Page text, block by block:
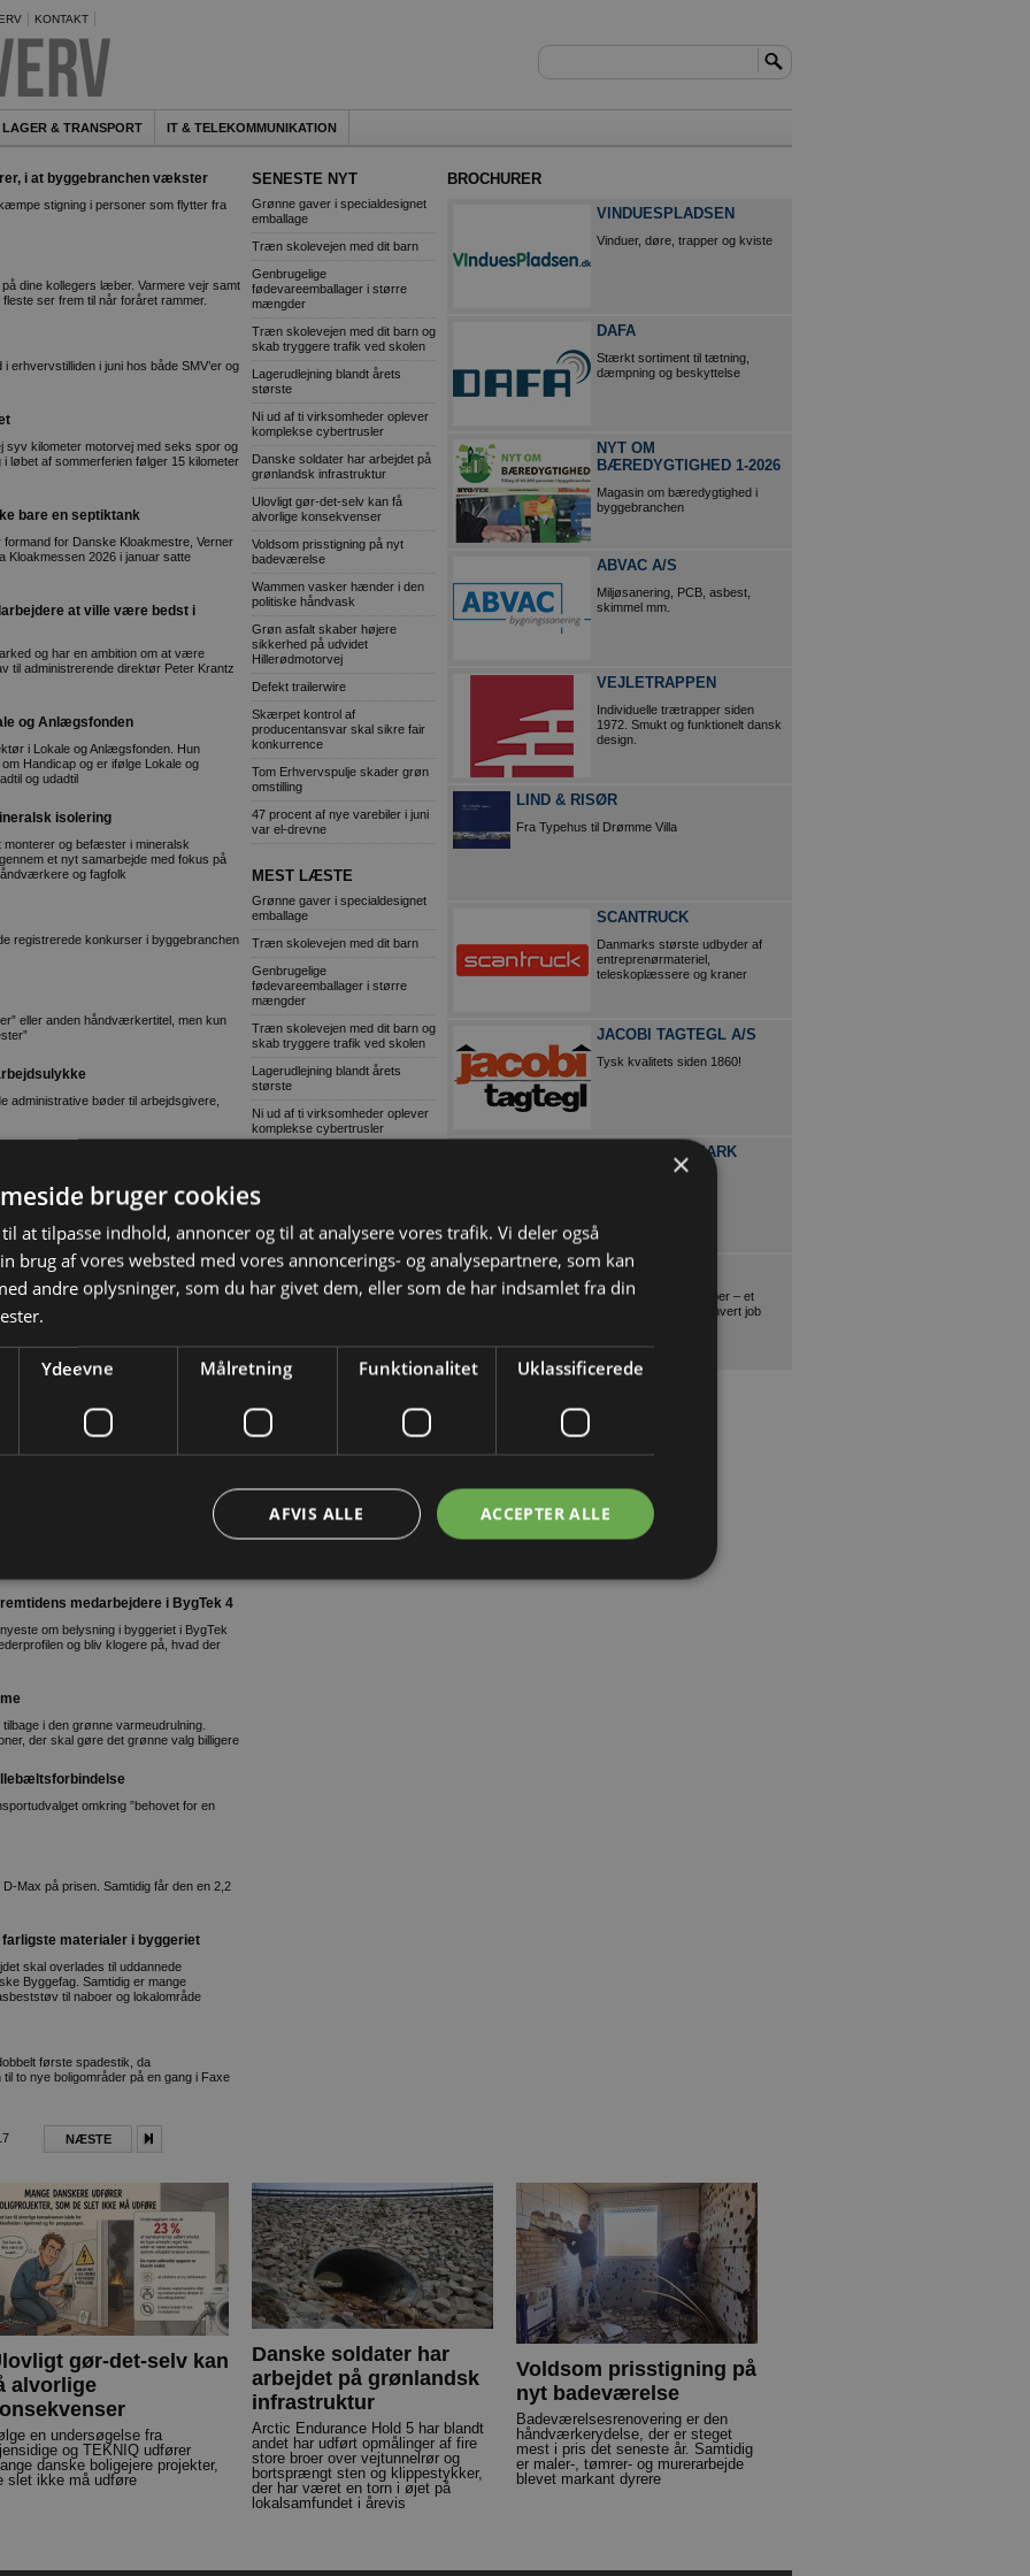
KONTAKT
LAGER & TRANSPORT IT & TELEKOMMUNIKATION
i at byggebranchen vækster
stigning i personer som flytter fra
dine kollegers læber. Varmere vejr samt
ser frem til når foråret rammer.
erhvervstilliden i juni hos både SMV’er og
kilometer motorvej med seks spor og
løbet af sommerferien følger 15 kilometer
bare en septiktank
for Danske Kloakmestre, Verner
Kloakmessen 2026 i januar satte
at ville være bedst i
og har en ambition om at være
til administrerende direktør Peter Krantz
og Anlægsfonden
i Lokale og Anlægsfonden. Hun
Handicap og er ifølge Lokale og
og udadtil
isolering
og befæster i mineralsk
et nyt samarbejde med fokus på
og fagfolk
registrerede konkurser i byggebranchen
eller anden håndværkertitel, men kun
administrative bøder til arbejdsgivere,
i Skive
bearbejdning af træbaserede plader,
30 medarbejdere, lager, produktion
mere end løn
arbejdspladsen, handler samtalen ofte
og i elendig forfatning - hvis de
Sweco viser, at rummene
i centrale byområder
af tilskuere kunne hold 3 løfte
bro imponerede dommerne og
det kræver at du stiller de rigtige
medarbejdere i BygTek 4
om belysning i byggeriet i BygTek
og bliv klogere på, hvad der
i den grønne varmeudrulning.
der skal gøre det grønne valg billigere
omkring ”behovet for en
Max på prisen. Samtidig får den en 2,2
materialer i byggeriet
skal overlades til uddannede
Byggefag. Samtidig er mange
til naboer og lokalområde
første spadestik, da
to nye boligområder på en gang i Faxe
NÆSTE
SENESTE NYT
Grønne gaver i specialdesignet
emballage
Træn skolevejen med dit barn
Genbrugelige
fødevareemballager i større
mængder
Træn skolevejen med dit barn og
skab tryggere trafik ved skolen
Lagerudlejning blandt årets
største
Ni ud af ti virksomheder oplever
komplekse cybertrusler
Danske soldater har arbejdet på
grønlandsk infrastruktur
Ulovligt gør-det-selv kan få
alvorlige konsekvenser
Voldsom prisstigning på nyt
badeværelse
Wammen vasker hænder i den
politiske håndvask
Grøn asfalt skaber højere
sikkerhed på udvidet
Hillerødmotorvej
Defekt trailerwire
Skærpet kontrol af
producentansvar skal sikre fair
konkurrence
Tom Erhvervspulje skader grøn
omstilling
47 procent af nye varebiler i juni
var el-drevne
MEST LÆSTE
Grønne gaver i specialdesignet
emballage
Træn skolevejen med dit barn
Genbrugelige
fødevareemballager i større
mængder
Træn skolevejen med dit barn og
skab tryggere trafik ved skolen
Lagerudlejning blandt årets
største
Ni ud af ti virksomheder oplever
komplekse cybertrusler
Ulovligt gør-det-selv kan få
Voldsom prisstigning på nyt
badeværelse
Wammen vasker hænder i den
politiske håndvask
Defekt trailerwire
Skærpet kontrol af
producentansvar skal sikre fair
konkurrence
47 procent af nye varebiler i juni
BROCHURER
VINDUESPLADSEN
Vinduer, døre, trapper og kviste
DAFA
Stærkt sortiment til tætning,
dæmpning og beskyttelse
NYT OM
BÆREDYGTIGHED 1-2026
Magasin om bæredygtighed i
byggebranchen
ABVAC A/S
Miljøsanering, PCB, asbest,
skimmel mm.
VEJLETRAPPEN
Individuelle trætrapper siden
1972. Smukt og funktionelt dansk
design.
LIND & RISØR
Fra Typehus til Drømme Villa
SCANTRUCK
Danmarks største udbyder af
entreprenørmateriel,
teleskoplæssere og kraner
JACOBI TAGTEGL A/S
Tysk kvalitets siden 1860!
TOYOTA DANMARK
FORD
Ford vans og pickupper – et
erhvervskøretøj til ethvert job
gør-det-selv kan
alvorlige
en undersøgelse fra
og TEKNIQ udfører
danske boligejere projekter,
slet ikke må udføre
Danske soldater har
arbejdet på grønlandsk
infrastruktur
Arctic Endurance Hold 5 har blandt
andet har udført opmålinger af fire
store broer over vejtunnelrør og
bortsprængt sten og klippestykker,
der har været en torn i øjet på
lokalsamfundet i årevis
Voldsom prisstigning på
nyt badeværelse
Badeværelsesrenovering er den
håndværkerydelse, der er steget
mest i pris det seneste år. Samtidig
er maler-, tømrer- og murerarbejde
blevet markant dyrere
×
bruger cookies
at tilpasse indhold, annoncer og til at analysere vores trafik. Vi deler også
brug af vores websted med vores annoncerings- og analysepartnere, som kan
andre oplysninger, som du har givet dem, eller som de har indsamlet fra din
Ydeevne Målretning Funktionalitet Uklassificerede
ACCEPTER ALLE
AFVIS ALLE